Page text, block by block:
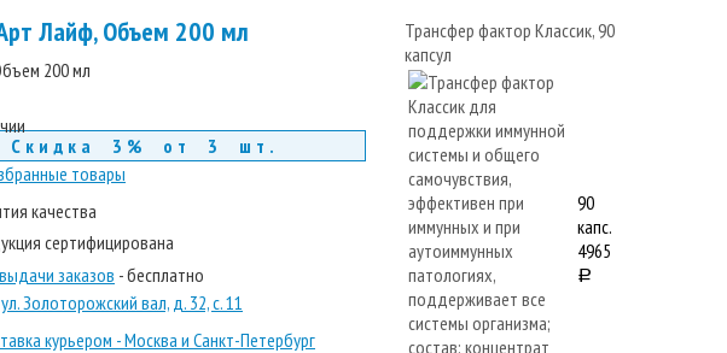
Лайф, Объем 200 мл
200 мл
Скидка 3% от 3 шт.
товары
качества
сертифицирована
заказов - бесплатно
Золоторожский вал, д. 32, с. 11
курьером - Москва и Санкт-Петербург
Трансфер фактор Классик, 90
капсул
90
капс.
4965
a